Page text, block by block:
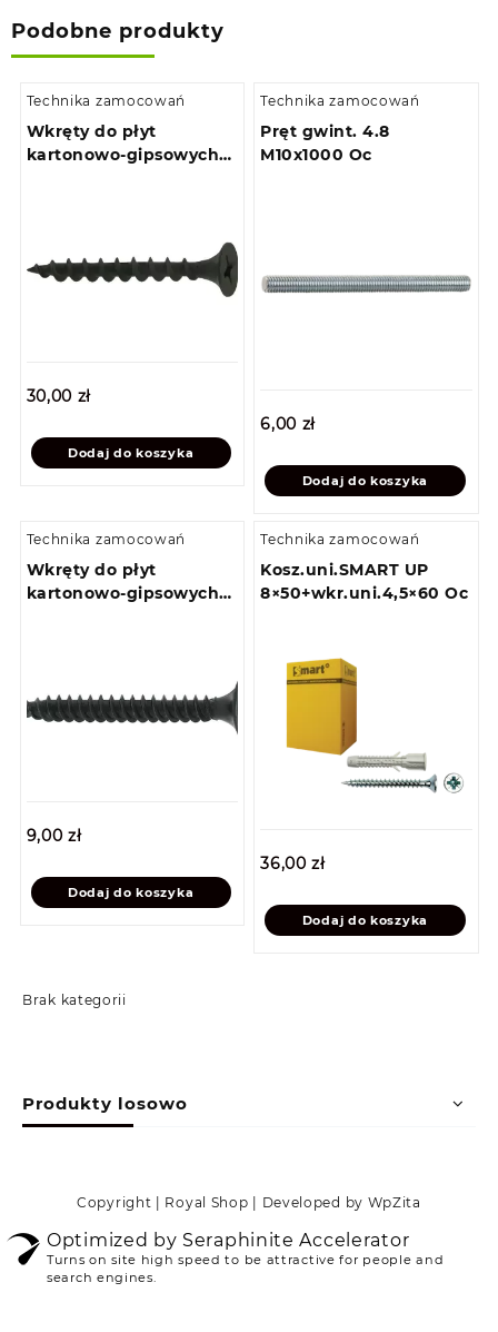
Brak kategorii
łbem
podkładkowym
Podobne produkty
Technika zamocowań
Wkręty do płyt
kartonowo-gipsowych
30,00 zł
Dodaj do koszyka
Technika zamocowań
Pręt gwint. 4.8
M10x1000 Oc
6,00 zł
Dodaj do koszyka
Technika zamocowań
Wkręty do płyt
kartonowo-gipsowych
9,00 zł
Dodaj do koszyka
Technika zamocowań
Kosz.uni.SMART UP
8×50+wkr.uni.4,5×60 Oc
36,00zł
Dodaj do koszyka
Produkty losowo
Copyright | Royal Shop | Developed by WpZita
Optimized by Seraphinite Accelerator
Turns on site high speed to be attractive for people and
search engines.